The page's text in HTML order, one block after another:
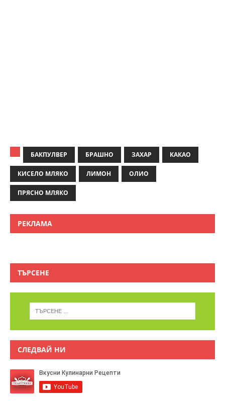
БАКПУЛВЕР БРАШНО ЗАХАР КАКАО
КИСЕЛО МЛЯКО ЛИМОН ОЛИО
ПРЯСНО МЛЯКО
РЕКЛАМА
ТЪРСЕНЕ
СЛЕДВАЙ НИ